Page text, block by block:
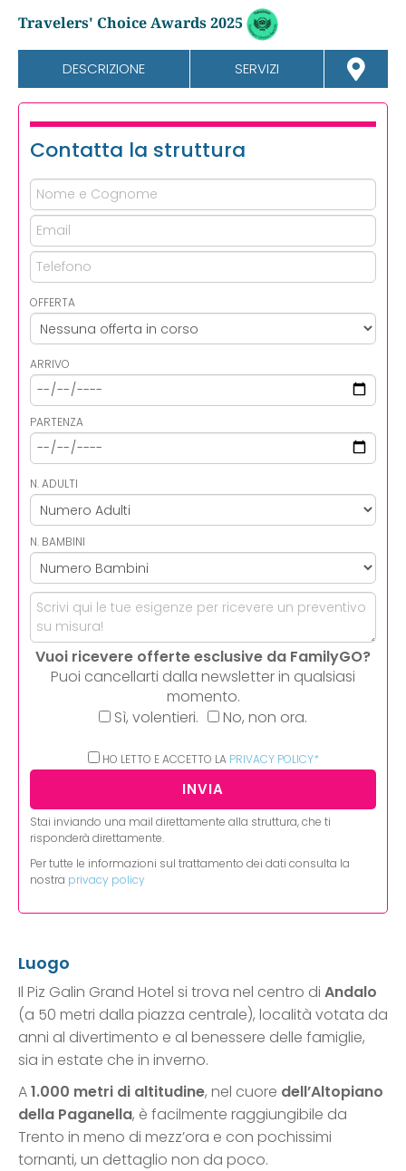
Travelers' Choice Awards 2025
DESCRIZIONE SERVIZI
Contatta la struttura
OFFERTA
ARRIVO
PARTENZA
N. ADULTI
N. BAMBINI
Vuoi ricevere offerte esclusive da FamilyGO?
Puoi cancellarti dalla newsletter in qualsiasi
momento.
Sì, volentieri.
No, non ora.
HO LETTO E ACCETTO LA PRIVACY POLICY*
Stai inviando una mail direttamente alla struttura, che ti
risponderà direttamente.
Per tutte le informazioni sul trattamento dei dati consulta la
nostra privacy policy
Luogo
Il Piz Galin Grand Hotel si trova nel centro di Andalo
(a 50 metri dalla piazza centrale), località votata da
anni al divertimento e al benessere delle famiglie,
sia in estate che in inverno.
A1.000 metri di altitudine, nel cuore dell’Altopiano
della Paganella, è facilmente raggiungibile da
Trento in meno di mezz’ora e con pochissimi
tornanti, un dettaglio non da poco.